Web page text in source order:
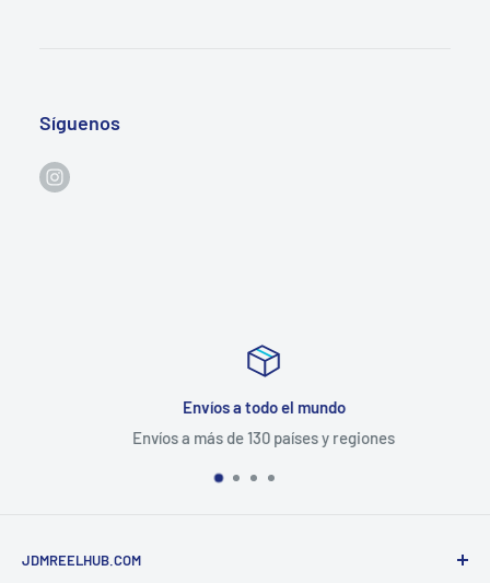
Síguenos
Envíos a todo el mundo
Envíos a más de 130 países y regiones
JDMREELHUB.COM